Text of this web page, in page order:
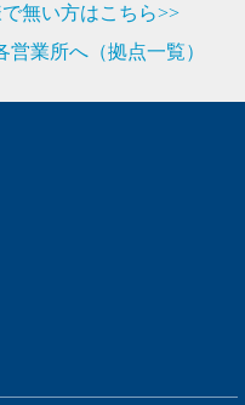
無い方はこちら>>
業所へ（拠点一覧）